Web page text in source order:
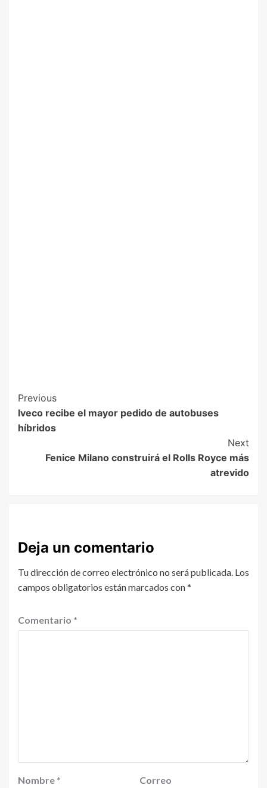
Previous
Iveco recibe el mayor pedido de autobuses
híbridos
Next
Fenice Milano construirá el Rolls Royce más
atrevido
Deja un comentario
Tu dirección de correo electrónico no será publicada. Los
campos obligatorios están marcados con*
Comentario *
Nombre *
Correo